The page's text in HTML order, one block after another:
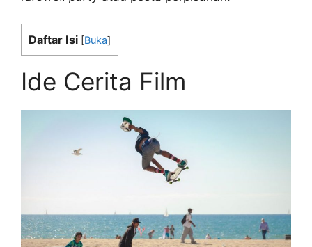
Daftar Isi [Buka]
Ide Cerita Film